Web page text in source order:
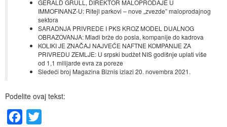
GERALD GRÜLL, DIREKTOR MALOPRODAJE U
IMMOFINANZ-U: Ritejl parkovi – nove „zvezde” maloprodajnog
sektora
SARADNJA PRIVREDE I PKS KROZ MODEL DUALNOG
OBRAZOVANJA: Mladi brže do posla, kompanije do kadrova
KOLIKI JE ZNAČAJ NAJVEĆE NAFTNE KOMPANIJE ZA
PRIVREDU ZEMLJE: U srpski budžet NIS godišnje uplati više
od 1,1 milijarde evra za poreze
Sledeći broj Magazina Biznis izlazi 20. novembra 2021.
Podelite ovaj tekst:
Facebook